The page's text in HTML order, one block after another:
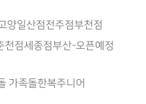
고양일산점 전주점부천점
천점세종점부산-오픈예정
가족돌한복주니어